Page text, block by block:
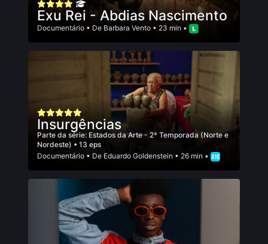
Exu Rei - Abdias Nascimento
Documentário • De Barbara Vento • 23 min •
Insurgências
Parte da série: Estados da Arte - 2ª Temporada (Norte e
Nordeste) • 13 eps
Documentário • De Eduardo Goldenstein • 26 min •